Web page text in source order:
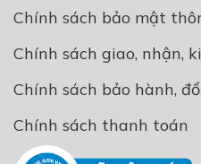
Chính sách bảo mật
Chính sách giao, nhận,
Chính sách bảo hành,
Chính sách thanh toán